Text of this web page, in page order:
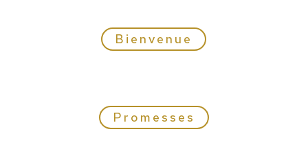
Bienvenue
Promesses